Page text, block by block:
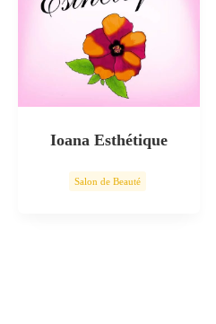
Ioana Esthétique
Salon de Beauté